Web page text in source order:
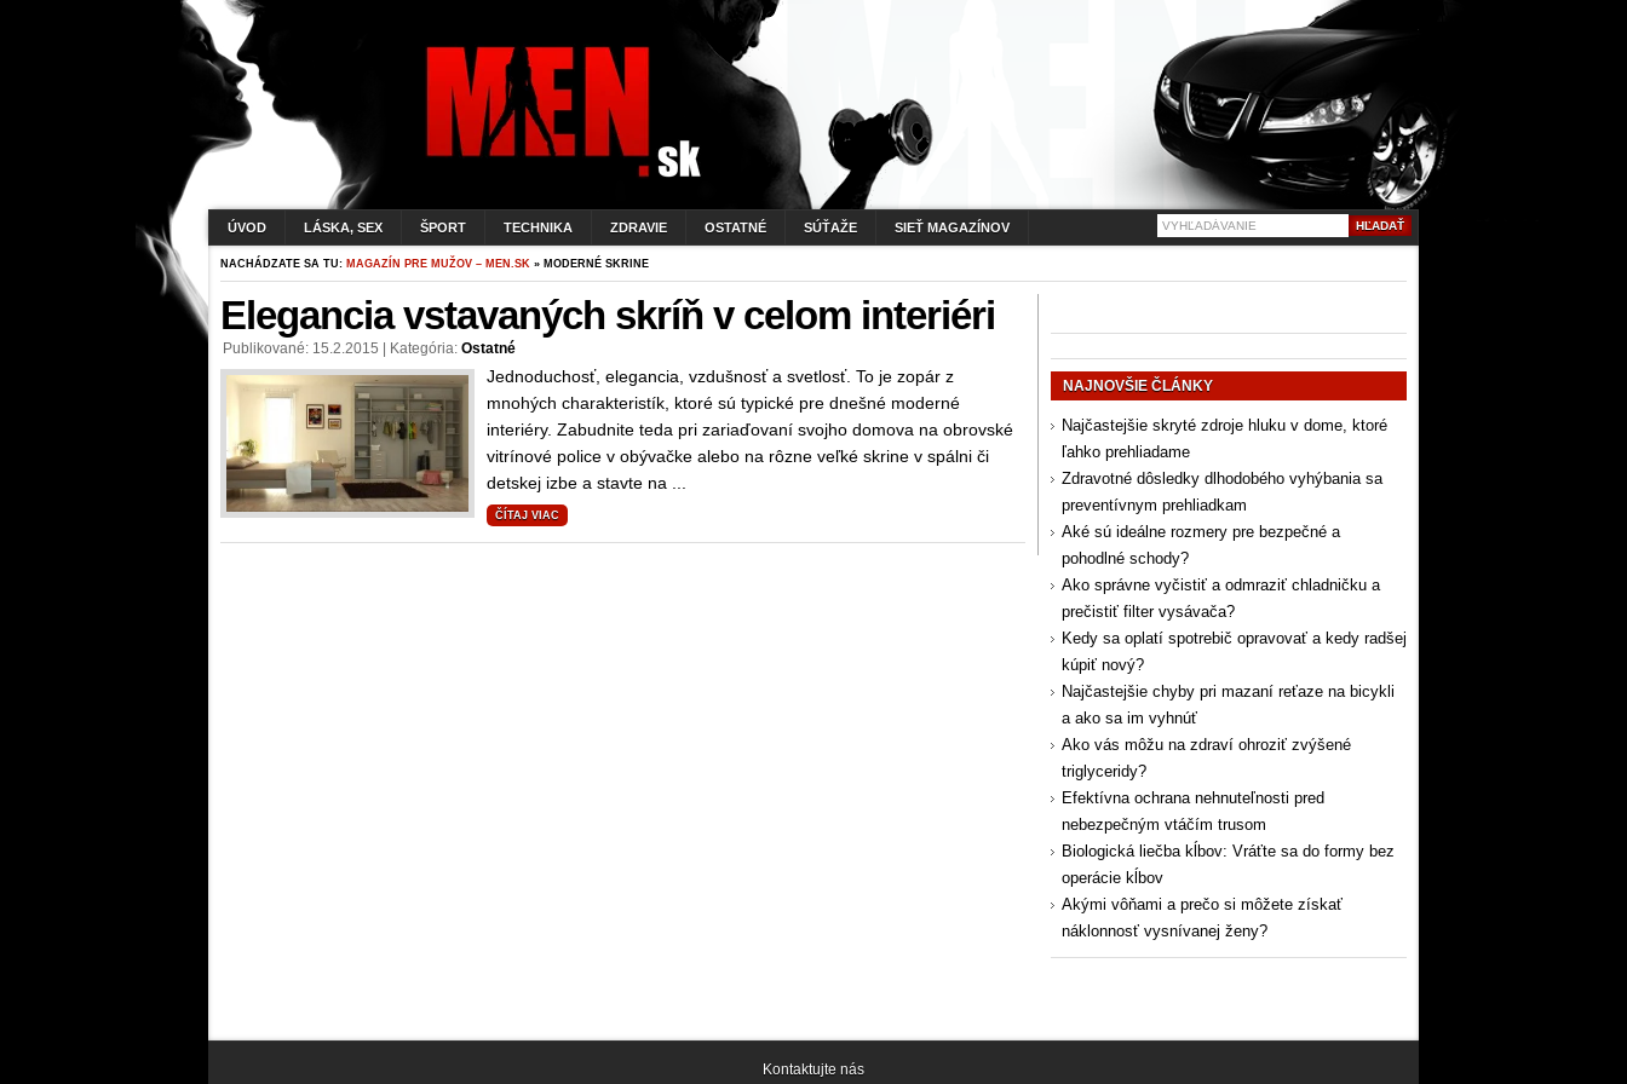
ÚVOD LÁSKA, SEX ŠPORT TECHNIKA ZDRAVIE OSTATNÉ SÚŤAŽE SIEŤ MAGAZÍNOV
NACHÁDZATE SA TU: MAGAZÍN PRE MUŽOV – MEN.SK » MODERNÉ SKRINE
Elegancia vstavaných skríň v celom interiéri
Publikované: 15.2.2015 | Kategória: Ostatné
Jednoduchosť, elegancia, vzdušnosť a svetlosť. To je zopár z
mnohých charakteristík, ktoré sú typické pre dnešné moderné
interiéry. Zabudnite teda pri zariaďovaní svojho domova na obrovské
vitrínové police v obývačke alebo na rôzne veľké skrine v spálni či
detskej izbe a stavte na ...
ČÍTAJ VIAC
NAJNOVŠIE ČLÁNKY
Najčastejšie skryté zdroje hluku v dome, ktoré
ľahko prehliadame
Zdravotné dôsledky dlhodobého vyhýbania sa
preventívnym prehliadkam
Aké sú ideálne rozmery pre bezpečné a
pohodlné schody?
Ako správne vyčistiť a odmraziť chladničku a
prečistiť filter vysávača?
Kedy sa oplatí spotrebič opravovať a kedy radšej
kúpiť nový?
Najčastejšie chyby pri mazaní reťaze na bicykli
a ako sa im vyhnúť
Ako vás môžu na zdraví ohroziť zvýšené
triglyceridy?
Efektívna ochrana nehnuteľnosti pred
nebezpečným vtáčím trusom
Biologická liečba kĺbov: Vráťte sa do formy bez
operácie kĺbov
Akými vôňami a prečo si môžete získať
náklonnosť vysnívanej ženy?
Kontaktujte nás